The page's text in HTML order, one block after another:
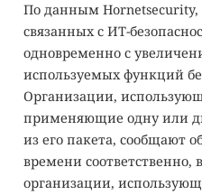
По данным Hornetsecurity,
связанных с ИТ-
одновременно с
используемых функций
Организации,
применяющие одну или
из его пакета, сообщают
времени соответственно,
организации,